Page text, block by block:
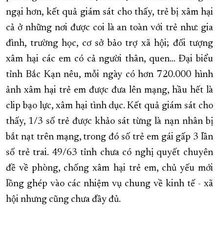
ngại hơn, kết quả giám sát cho thấy, trẻ bị xâm hại
cả ở những nơi được coi là an toàn với trẻ như: gia
đình, trường học, cơ sở bảo trợ xã hội; đối tượng
xâm hại các em có cả người thân, quen… Đại biểu
tỉnh Bắc Kạn nêu, mỗi ngày có hơn 720.000 hình
ảnh xâm hại trẻ em được đưa lên mạng, hầu hết là
clip bạo lực, xâm hại tình dục. Kết quả giám sát cho
thấy, 1/3 số trẻ được khảo sát từng là nạn nhân bị
bắt nạt trên mạng, trong đó số trẻ em gái gấp 3 lần
số trẻ trai. 49/63 tỉnh chưa có nghị quyết chuyên
đề về phòng, chống xâm hại trẻ em, chủ yếu mới
lồng ghép vào các nhiệm vụ chung về kinh tế - xã
hội nhưng cũng chưa đầy đủ.